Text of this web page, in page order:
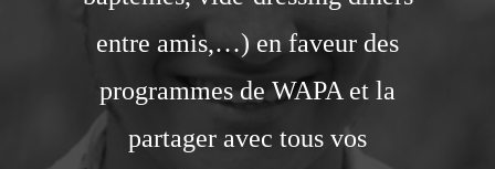
entre amis,…) en faveur des
programmes de WAPA et la
partager avec tous vos